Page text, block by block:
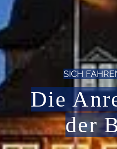
SICH
Die
der